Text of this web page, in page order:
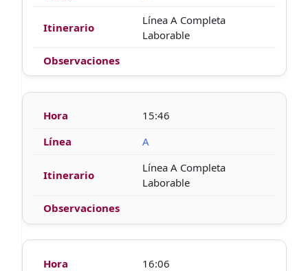
Línea A Completa
Laborable
15:46
A
Línea A Completa
Laborable
16:06